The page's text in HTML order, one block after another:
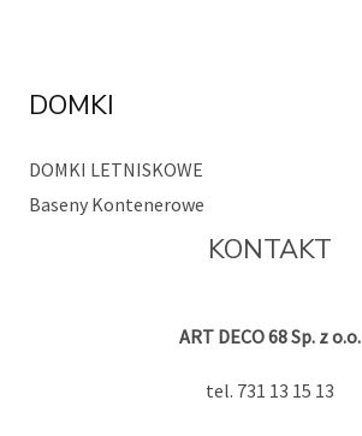
DOMKI
DOMKI LETNISKOWE
Baseny Kontenerowe
KONTAKT
ART DECO 68 Sp. z o.o.
tel. 731 13 15 13